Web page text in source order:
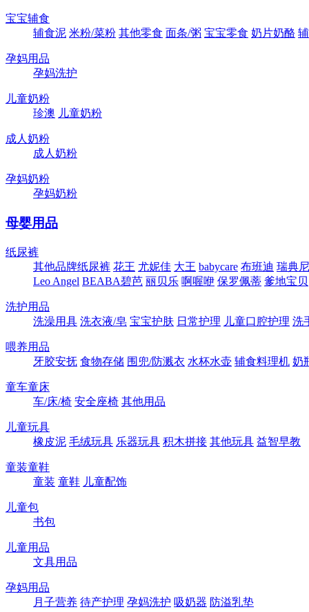
宝宝辅食
辅食泥 米粉/菜粉 其他零食 面条/粥 宝宝零食 奶片奶酪
孕妈用品
孕妈洗护
儿童奶粉
珍澳 儿童奶粉
成人奶粉
成人奶粉
孕妈奶粉
孕妈奶粉
母婴用品
纸尿裤
其他品牌纸尿裤 花王 尤妮佳 大王 babycare 布班迪 瑞典
Leo Angel BEABA碧芭 丽贝乐 啊喔咿 保罗佩蒂 爹地宝贝
洗护用品
洗澡用具 洗衣液/皂 宝宝护肤 日常护理 儿童口腔护理 洗
喂养用品
牙胶安抚 食物存储 围兜/防溅衣 水杯水壶 辅食料理机 奶
童车童床
车/床/椅 安全座椅 其他用品
儿童玩具
橡皮泥 毛绒玩具 乐器玩具 积木拼接 其他玩具 益智早教
童装童鞋
童装 童鞋 儿童配饰
儿童包
书包
儿童用品
文具用品
孕妈用品
月子营养 待产护理 孕妈洗护 吸奶器 防溢乳垫